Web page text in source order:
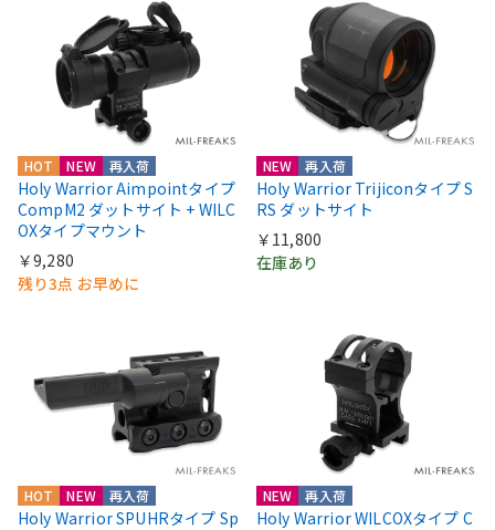
HOT NEW 再入荷
Holy Warrior Aimpointタイプ
CompM2 ダットサイト + WILC
OXタイプマウント
￥9,280
残り3点 お早めに
NEW 再入荷
Holy Warrior Trijiconタイプ S
RS ダットサイト
￥11,800
在庫あり
HOT NEW 再入荷
Holy Warrior SPUHRタイプ Sp
NEW 再入荷
Holy Warrior WILCOXタイプ C